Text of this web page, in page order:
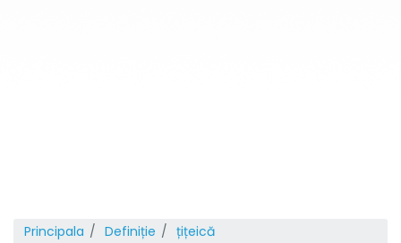
Principala Definiție țițeică